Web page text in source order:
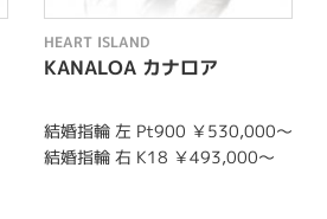
HEART ISLAND
KANALOA カナロア
結婚指輪 左 Pt900 ￥530,000～
結婚指輪 右 K18 ￥493,000～